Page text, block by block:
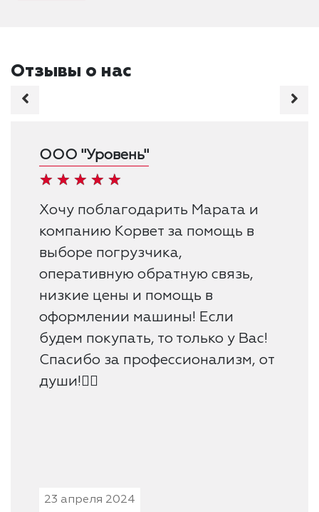
Отзывы о нас
ООО "Уровень"
Хочу поблагодарить Марата и
компанию Корвет за помощь в
выборе погрузчика,
оперативную обратную связь,
низкие цены и помощь в
оформлении машины! Если
будем покупать, то только у Вас!
Спасибо за профессионализм, от
души!👍🏻
23 апреля 2024